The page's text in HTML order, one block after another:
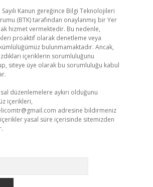
Kanun gereğince Bilgi Teknolojileri
(BTK) tarafından onaylanmış bir Yer
hizmet vermektedir. Bu nedenle,
proaktif olarak denetleme veya
bulunmamaktadır. Ancak,
içeriklerin sorumluluğunu
siteye üye olarak bu sorumluluğu kabul
düzenlemelere aykırı olduğunu
içerikleri,
adresine bildirmeniz
yasal süre içerisinde sitemizden